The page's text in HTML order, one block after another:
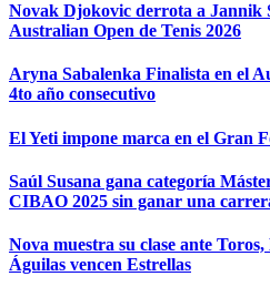
Novak Djokovic derrota a Jannik
Australian Open de Tenis 2026
Aryna Sabalenka Finalista en el
4to año consecutivo
El Yeti impone marca en el Gran
Saúl Susana gana categoría
CIBAO 2025 sin ganar una
Nova muestra su clase ante
Águilas vencen Estrellas